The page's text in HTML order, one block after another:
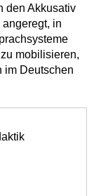
den Akkusativ
in
mobilisieren,
im Deutschen